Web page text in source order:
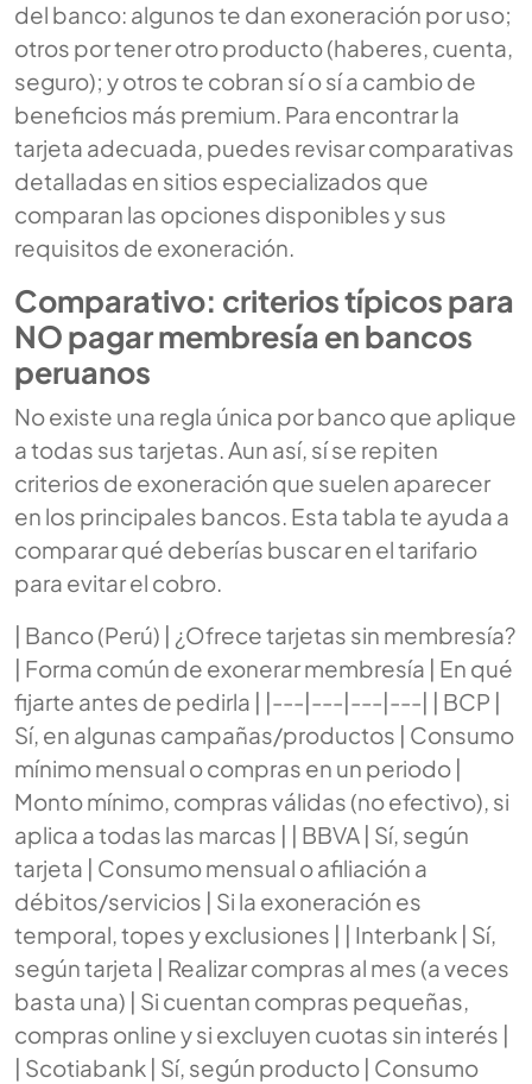
del banco: algunos te dan exoneración por uso;
otros por tener otro producto (haberes, cuenta,
seguro); y otros te cobran sí o sí a cambio de
beneficios más premium. Para encontrar la
tarjeta adecuada, puedes revisar comparativas
detalladas en sitios especializados que
comparan las opciones disponibles y sus
requisitos de exoneración.
Comparativo: criterios típicos para
NO pagar membresía en bancos
peruanos
No existe una regla única por banco que aplique
a todas sus tarjetas. Aun así, sí se repiten
criterios de exoneración que suelen aparecer
en los principales bancos. Esta tabla te ayuda a
comparar qué deberías buscar en el tarifario
para evitar el cobro.
| Banco (Perú) | ¿Ofrece tarjetas sin membresía?
| Forma común de exonerar membresía | En qué
fijarte antes de pedirla | |---|---|---|---| | BCP |
Sí, en algunas campañas/productos | Consumo
mínimo mensual o compras en un periodo |
Monto mínimo, compras válidas (no efectivo), si
aplica a todas las marcas | | BBVA | Sí, según
tarjeta | Consumo mensual o afiliación a
débitos/servicios | Si la exoneración es
temporal, topes y exclusiones | | Interbank | Sí,
según tarjeta | Realizar compras al mes (a veces
basta una) | Si cuentan compras pequeñas,
compras online y si excluyen cuotas sin interés |
| Scotiabank | Sí, según producto | Consumo